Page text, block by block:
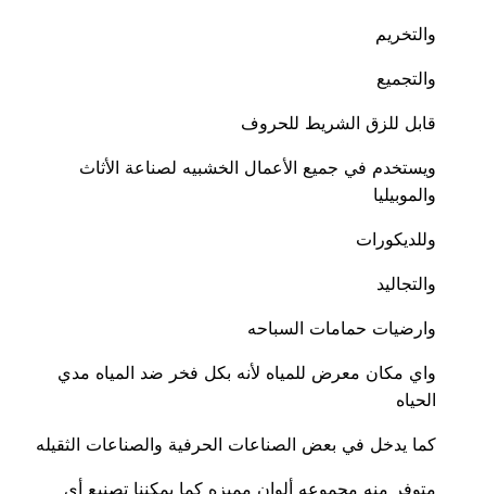
والتخريم
والتجميع
قابل للزق الشريط للحروف
ويستخدم في جميع الأعمال الخشبيه لصناعة الأثاث
والموبيليا
وللديكورات
والتجاليد
وارضيات حمامات السباحه
واي مكان معرض للمياه لأنه بكل فخر ضد المياه مدي
الحياه
كما يدخل في بعض الصناعات الحرفية والصناعات الثقيله
متوفر منه مجموعه ألوان مميزه كما يمكننا تصنيع أي